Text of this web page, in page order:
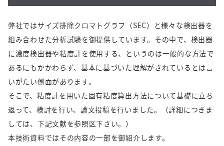
弊社ではサイズ排除クロマトグラフ（SEC）と様々な検出器を
組み合わせた分析試験を御提供しています。その中で、検出器
に濃度検出器や粘度計を使用する、というのは一般的な方法で
あるにもかかわらず、基本に基づいた理解がされているとは言
いがたい側面があります。
そこで、粘度計を用いた固有粘度算出方法について基礎に立ち
返って、検討を行い、論文投稿を行いました。（詳細につきま
しては、下記文献を参照区下さい。）
本技術資料ではその内容の一部を御紹介します。